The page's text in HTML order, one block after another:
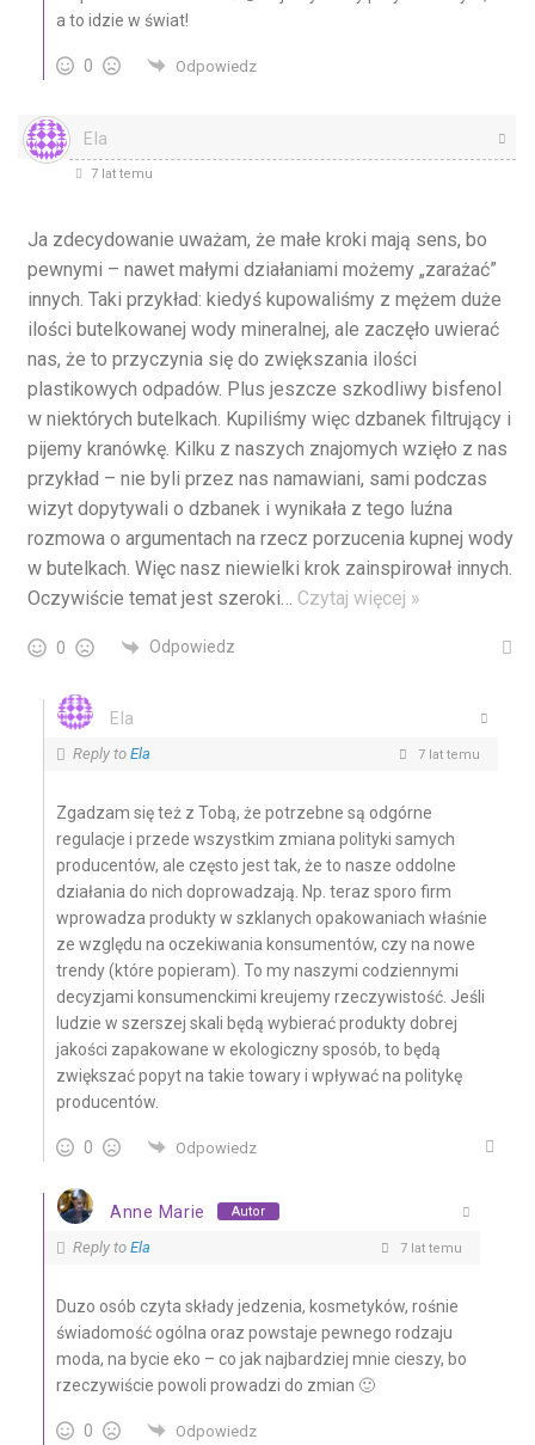
a to idzie w świat!
0 Odpowiedz
Ela
7 lat temu
Ja zdecydowanie uważam, że małe kroki mają sens, bo
pewnymi – nawet małymi działaniami możemy „zarażać”
innych. Taki przykład: kiedyś kupowaliśmy z mężem duże
ilości butelkowanej wody mineralnej, ale zaczęło uwierać
nas, że to przyczynia się do zwiększania ilości
plastikowych odpadów. Plus jeszcze szkodliwy bisfenol
w niektórych butelkach. Kupiliśmy więc dzbanek filtrujący i
pijemy kranówkę. Kilku z naszych znajomych wzięło z nas
przykład – nie byli przez nas namawiani, sami podczas
wizyt dopytywali o dzbanek i wynikała z tego luźna
rozmowa o argumentach na rzecz porzucenia kupnej wody
w butelkach. Więc nasz niewielki krok zainspirował innych.
Oczywiście temat jest szeroki
Czytaj więcej »
0 Odpowiedz
Ela
Reply to Ela 7 lat temu
Zgadzam się też z Tobą, że potrzebne są odgórne
regulacje i przede wszystkim zmiana polityki samych
producentów, ale często jest tak, że to nasze oddolne
działania do nich doprowadzają. Np. teraz sporo firm
wprowadza produkty w szklanych opakowaniach właśnie
ze względu na oczekiwania konsumentów, czy na nowe
trendy (które popieram). To my naszymi codziennymi
decyzjami konsumenckimi kreujemy rzeczywistość. Jeśli
ludzie w szerszej skali będą wybierać produkty dobrej
jakości zapakowane w ekologiczny sposób, to będą
zwiększać popyt na takie towary i wpływać na politykę
producentów.
0 Odpowiedz
Anne Marie Autor
Reply to Ela 7 lat temu
Duzo osób czyta składy jedzenia, kosmetyków, rośnie
świadomość ogólna oraz powstaje pewnego rodzaju
moda, na bycie eko – co jak najbardziej mnie cieszy, bo
rzeczywiście powoli prowadzi do zmian 🙂
0 Odpowiedz